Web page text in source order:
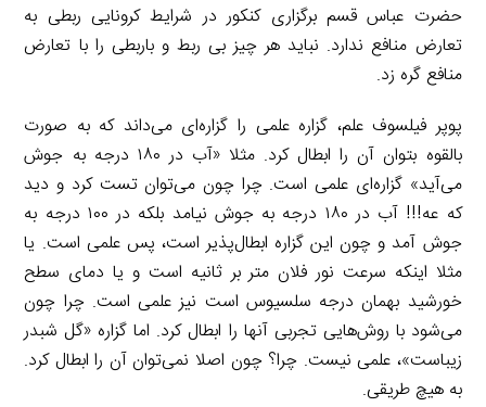
حضرت عباس قسم برگزاری کنکور در شرایط کرونایی ربطی به
تعارض منافع ندارد. نباید هر چیز بی ربط و باربطی را با تعارض
منافع گره زد.
پوپر فیلسوف علم، گزاره علمی را گزاره‌ای می‌داند که به صورت
بالقوه بتوان آن را ابطال کرد. مثلا «آب در ۱۸۰ درجه به جوش
می‌آید» گزاره‌ای علمی است. چرا چون می‌توان تست کرد و دید
که عه!!! آب در ۱۸۰ درجه به جوش نیامد بلکه در ۱۰۰ درجه به
جوش آمد و چون این گزاره ابطال‌پذیر است، پس علمی است. یا
مثلا اینکه سرعت نور فلان متر بر ثانیه است و یا دمای سطح
خورشید بهمان درجه سلسیوس است نیز علمی است. چرا چون
می‌شود با روش‌هایی تجربی آنها را ابطال کرد. اما گزاره «گل شبدر
زیباست»، علمی نیست. چرا؟ چون اصلا نمی‌توان آن را ابطال کرد.
به هیچ طریقی.